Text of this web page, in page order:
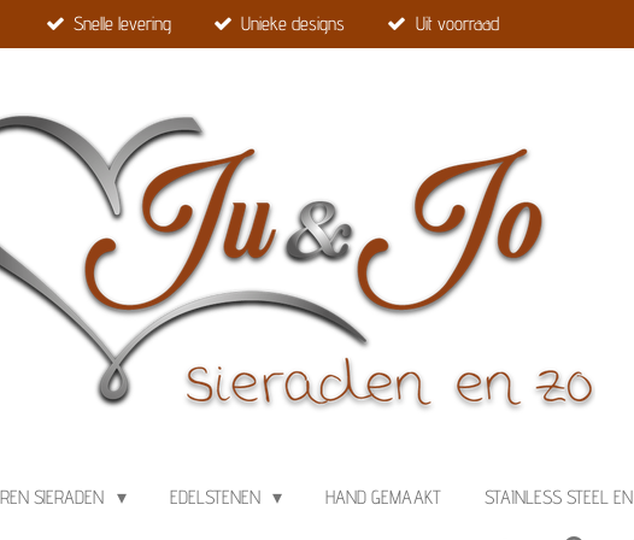
Snelle levering Unieke designs Uit voorraad
SIERADEN EDELSTENEN HAND GEMAAKT STAINLESS STEEL